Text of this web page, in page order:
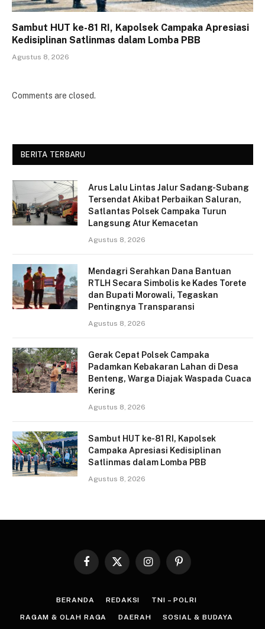
Sambut HUT ke-81 RI, Kapolsek Campaka Apresiasi
Kedisiplinan Satlinmas dalam Lomba PBB
Agustus 8, 2026
Comments are closed.
BERITA TERBARU
Arus Lalu Lintas Jalur Sadang-Subang
Tersendat Akibat Perbaikan Saluran,
Satlantas Polsek Campaka Turun
Langsung Atur Kemacetan
Agustus 8, 2026
Mendagri Serahkan Dana Bantuan
RTLH Secara Simbolis ke Kades Torete
dan Bupati Morowali, Tegaskan
Pentingnya Transparansi
Agustus 8, 2026
Gerak Cepat Polsek Campaka
Padamkan Kebakaran Lahan di Desa
Benteng, Warga Diajak Waspada Cuaca
Kering
Agustus 8, 2026
Sambut HUT ke-81 RI, Kapolsek
Campaka Apresiasi Kedisiplinan
Satlinmas dalam Lomba PBB
Agustus 8, 2026
Facebook
X
InstagramPinterest
BERANDA REDAKSI TNI – POLRI
RAGAM & OLAH RAGA DAERAH SOSIAL & BUDAYA